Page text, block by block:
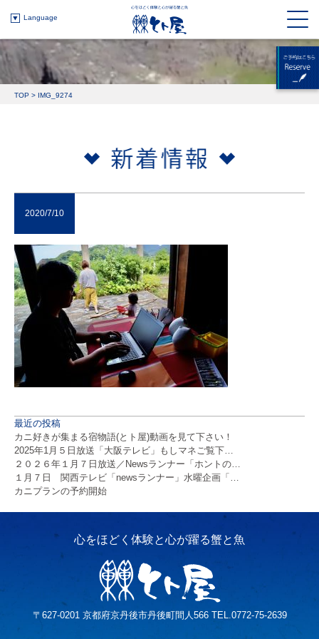
Language
TOP > IMG_9274
2020/7/10
最近の投稿
カニ好きが集まる宿物語(とト屋)動画を見て下さい！
2025年1月５日放送「大阪テレビ」もしマネご覧下…
２０２６年１月７日放送／Newsランナー「ホントの…
１月７日 関西テレビ「newsランナー」水曜企画「…
カニプランの予約開始
〒627-0201 京都府京丹後市丹後町間人566 TEL.0772-75-2639